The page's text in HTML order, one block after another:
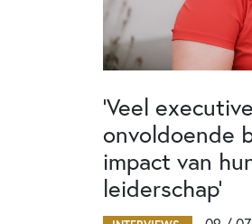
‘Veel
onvoldoende
impact van
leiderschap’